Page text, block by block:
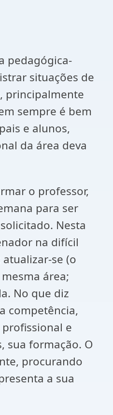
pedagógica-
situações de
principalmente
sempre é bem
e alunos,
da área deva
o professor,
para ser
Nesta
na difícil
se (o
área;
No que diz
competência,
e
sua formação. O
procurando
a sua